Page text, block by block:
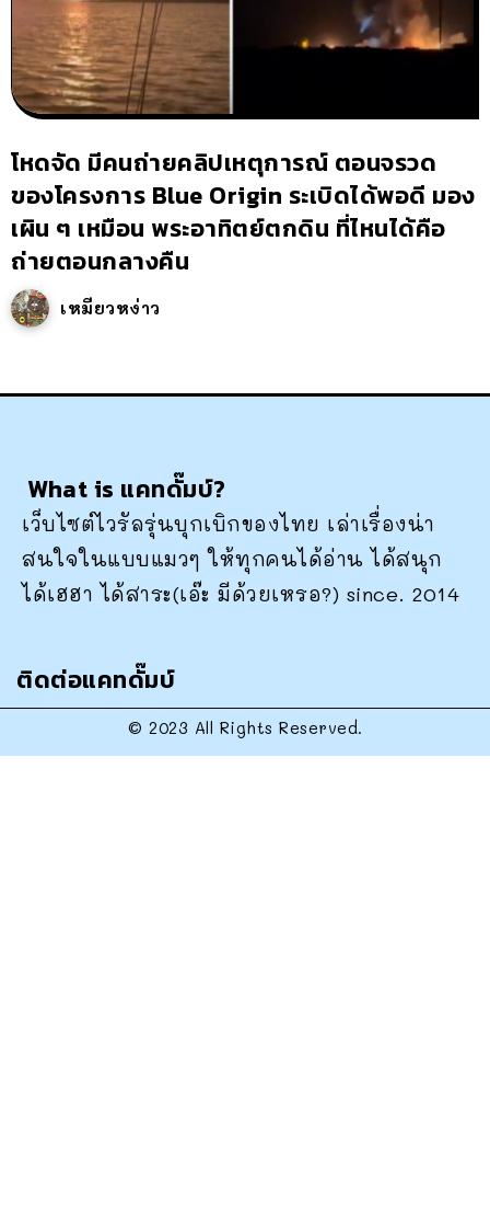
โหดจัด มีคนถ่ายคลิปเหตุการณ์ ตอนจรวด
ของโครงการ Blue Origin ระเบิดได้พอดี มอง
เผิน ๆ เหมือน พระอาทิตย์ตกดิน ที่ไหนได้คือ
ถ่ายตอนกลางคืน
เหมียวหง่าว
What is แคทดั๊มบ์?
เว็บไซต์ไวรัลรุ่นบุกเบิกของไทย เล่าเรื่องน่า
สนใจในแบบแมวๆ ให้ทุกคนได้อ่าน ได้สนุก
ได้เฮฮา ได้สาระ(เอ๊ะ มีด้วยเหรอ?) since. 2014
ติดต่อแคทดั๊มบ์
© 2023 All Rights Reserved.